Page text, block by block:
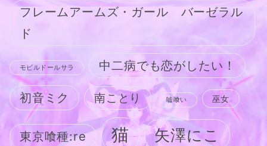
フレームアームズ・ガール バーゼラル
ド
モビルドールサラ 中二病でも恋がしたい！
初音ミク 南ことり 嘘喰い 巫女
東京喰種:re 猫 矢澤にこ